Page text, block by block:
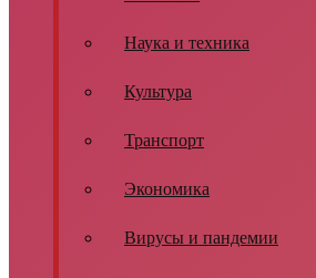
Наука и техника
Культура
Транспорт
Экономика
Вирусы и пандемии